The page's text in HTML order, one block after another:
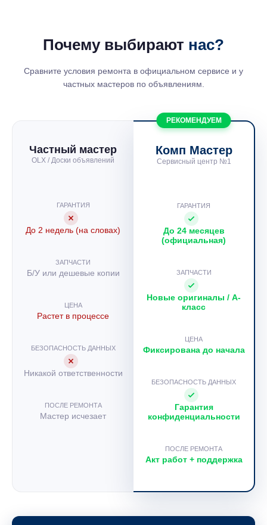
Почему выбирают нас?
Сравните условия ремонта в официальном сервисе и у
частных мастеров по объявлениям.
Частный мастер
OLX / Доски объявлений
ГАРАНТИЯ
До 2 недель (на словах)
ЗАПЧАСТИ
Б/У или дешевые копии
ЦЕНА
Растет в процессе
БЕЗОПАСНОСТЬ ДАННЫХ
Никакой ответственности
ПОСЛЕ РЕМОНТА
Мастер исчезает
РЕКОМЕНДУЕМ
Комп Мастер
Сервисный центр №1
ГАРАНТИЯ
До 24 месяцев
(официальная)
ЗАПЧАСТИ
Новые оригиналы / A-
класс
ЦЕНА
Фиксирована до начала
БЕЗОПАСНОСТЬ ДАННЫХ
Гарантия
конфиденциальности
ПОСЛЕ РЕМОНТА
Акт работ + поддержка